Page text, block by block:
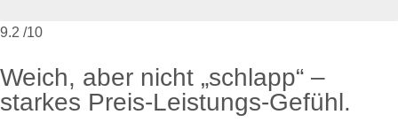
9.2 /10
Weich, aber nicht „schlapp“ –
starkes Preis-Leistungs-Gefühl.